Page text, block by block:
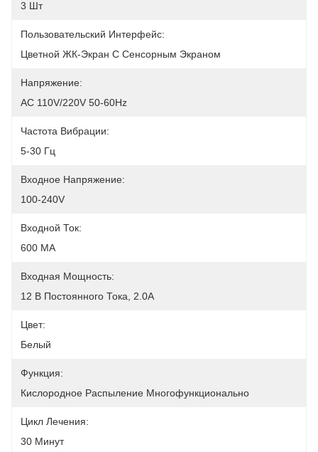
3 Шт
Пользовательский Интерфейс:
Цветной ЖК-Экран С Сенсорным Экраном
Напряжение:
AC 110V/220V 50-60Hz
Частота Вибрации:
5-30 Гц
Входное Напряжение:
100-240V
Входной Ток:
600 МА
Входная Мощность:
12 В Постоянного Тока, 2.0A
Цвет:
Белый
Функция:
Кислородное Распыление Многофункционально
Цикл Лечения:
30 Минут